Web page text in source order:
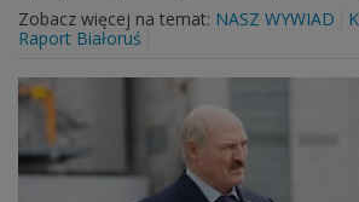
Zobacz więcej na temat: NASZ WYWIAD
Raport Białoruś